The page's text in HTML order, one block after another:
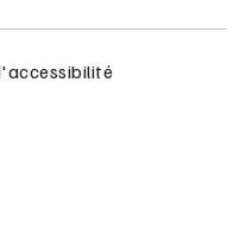
les apprenants au
en œuvre au fil des
et spatiaux -les